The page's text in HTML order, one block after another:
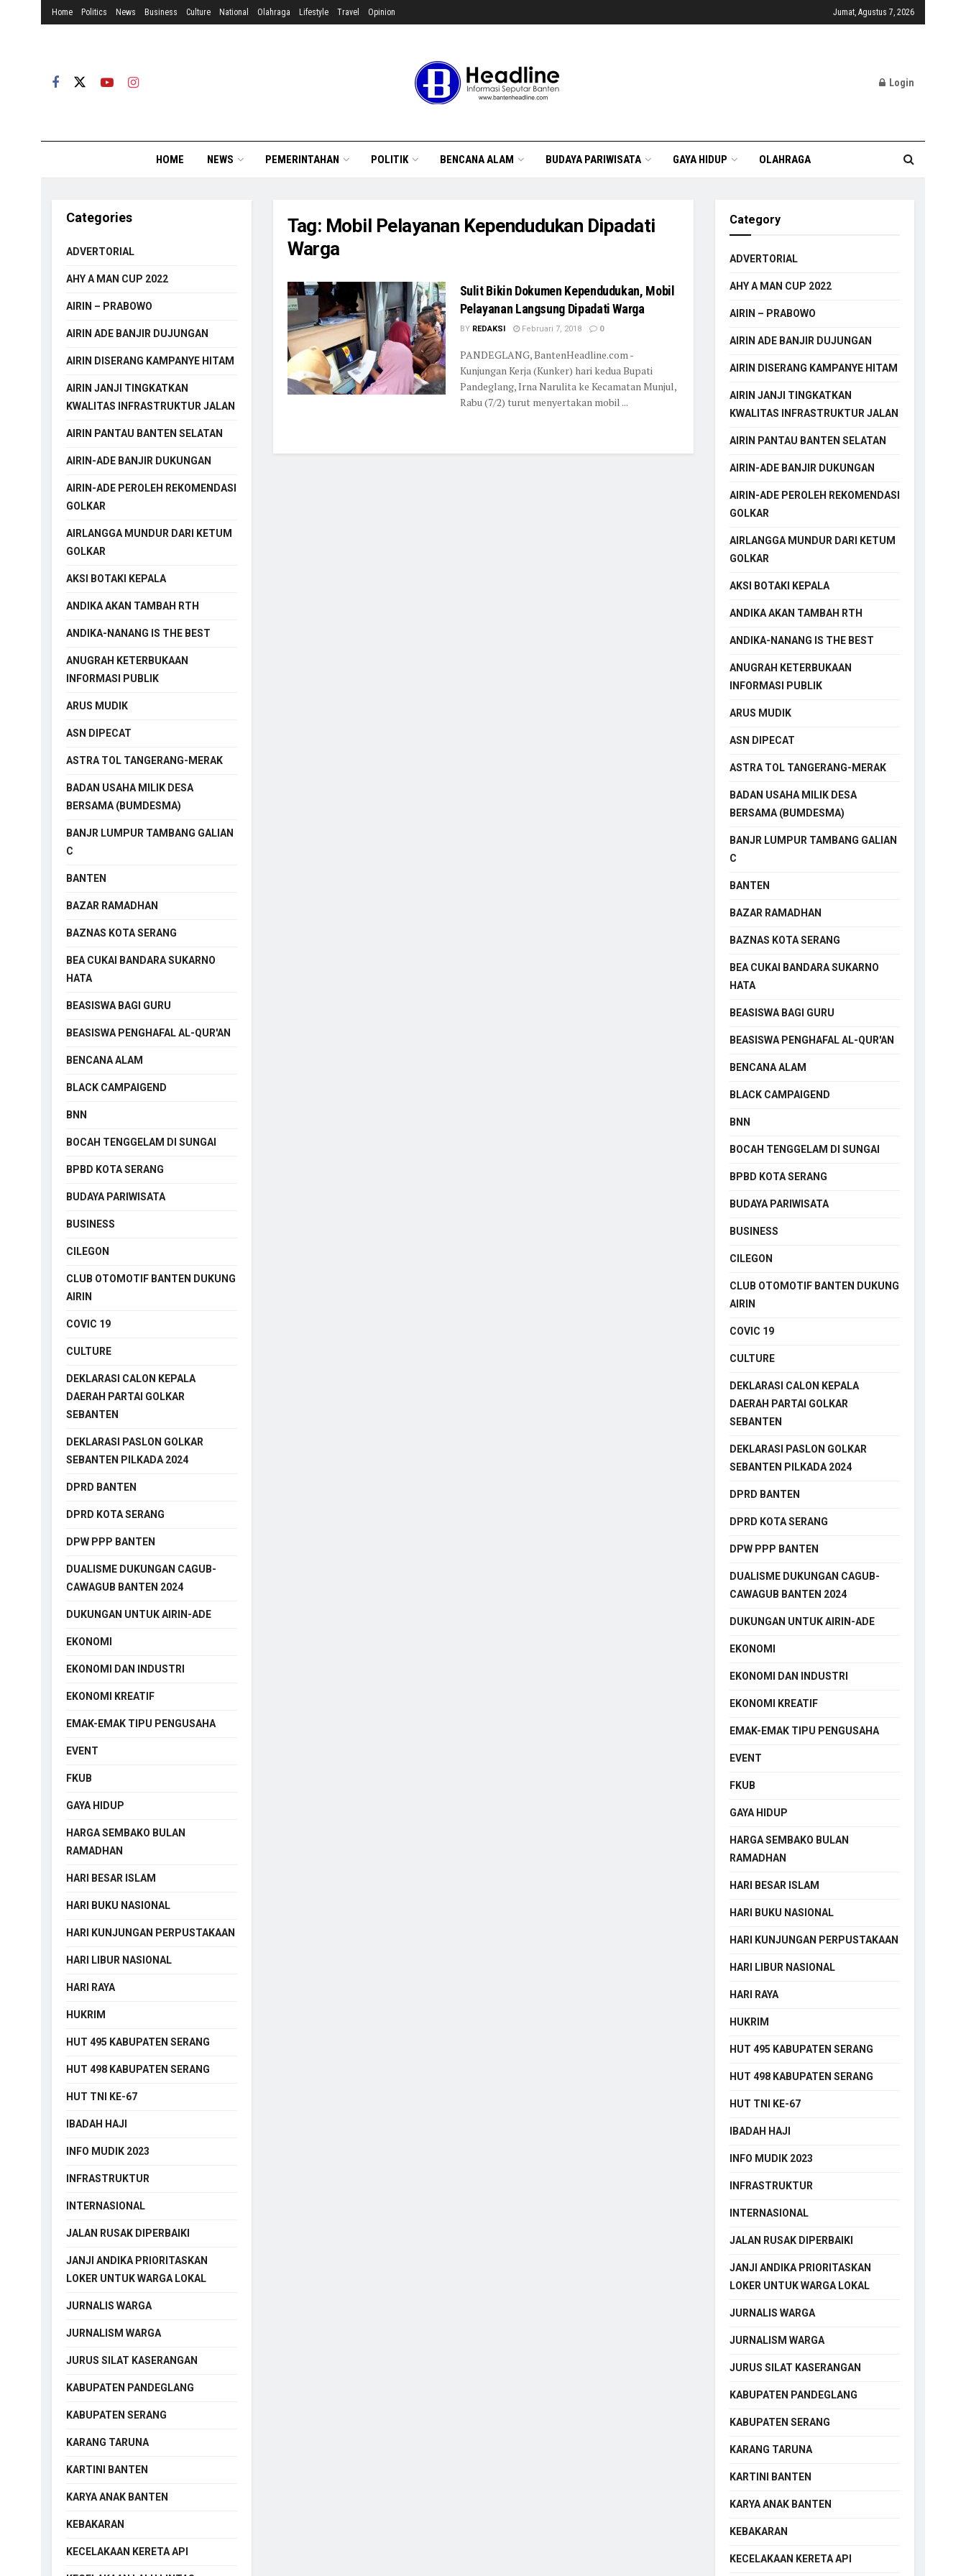
Home Politics News Business Culture National Olahraga Lifestyle Travel Opinion Jumat, Agustus 7, 2026
Login
HOME NEWS PEMERINTAHAN POLITIK BENCANA ALAM BUDAYA PARIWISATA GAYA HIDUP OLAHRAGA
Tag: Mobil Pelayanan Kependudukan Dipadati
Warga
Sulit Bikin Dokumen Kependudukan, Mobil
Pelayanan Langsung Dipadati Warga
BY REDAKSI Februari 7, 2018 0
PANDEGLANG, BantenHeadline.com -
Kunjungan Kerja (Kunker) hari kedua Bupati
Pandeglang, Irna Narulita ke Kecamatan Munjul,
Rabu (7/2) turut menyertakan mobil ...
Categories
ADVERTORIAL
AHY A MAN CUP 2022
AIRIN – PRABOWO
AIRIN ADE BANJIR DUJUNGAN
AIRIN DISERANG KAMPANYE HITAM
AIRIN JANJI TINGKATKAN
KWALITAS INFRASTRUKTUR JALAN
AIRIN PANTAU BANTEN SELATAN
AIRIN-ADE BANJIR DUKUNGAN
AIRIN-ADE PEROLEH REKOMENDASI
GOLKAR
AIRLANGGA MUNDUR DARI KETUM
GOLKAR
AKSI BOTAKI KEPALA
ANDIKA AKAN TAMBAH RTH
ANDIKA-NANANG IS THE BEST
ANUGRAH KETERBUKAAN
INFORMASI PUBLIK
ARUS MUDIK
ASN DIPECAT
ASTRA TOL TANGERANG-MERAK
BADAN USAHA MILIK DESA
BERSAMA (BUMDESMA)
BANJR LUMPUR TAMBANG GALIAN
C
BANTEN
BAZAR RAMADHAN
BAZNAS KOTA SERANG
BEA CUKAI BANDARA SUKARNO
HATA
BEASISWA BAGI GURU
BEASISWA PENGHAFAL AL-QUR'AN
BENCANA ALAM
BLACK CAMPAIGEND
BNN
BOCAH TENGGELAM DI SUNGAI
BPBD KOTA SERANG
BUDAYA PARIWISATA
BUSINESS
CILEGON
CLUB OTOMOTIF BANTEN DUKUNG
AIRIN
COVIC 19
CULTURE
DEKLARASI CALON KEPALA
DAERAH PARTAI GOLKAR
SEBANTEN
DEKLARASI PASLON GOLKAR
SEBANTEN PILKADA 2024
DPRD BANTEN
DPRD KOTA SERANG
DPW PPP BANTEN
DUALISME DUKUNGAN CAGUB-
CAWAGUB BANTEN 2024
DUKUNGAN UNTUK AIRIN-ADE
EKONOMI
EKONOMI DAN INDUSTRI
EKONOMI KREATIF
EMAK-EMAK TIPU PENGUSAHA
EVENT
FKUB
GAYA HIDUP
HARGA SEMBAKO BULAN
RAMADHAN
HARI BESAR ISLAM
HARI BUKU NASIONAL
HARI KUNJUNGAN PERPUSTAKAAN
HARI LIBUR NASIONAL
HARI RAYA
HUKRIM
HUT 495 KABUPATEN SERANG
HUT 498 KABUPATEN SERANG
HUT TNI KE-67
IBADAH HAJI
INFO MUDIK 2023
INFRASTRUKTUR
INTERNASIONAL
JALAN RUSAK DIPERBAIKI
JANJI ANDIKA PRIORITASKAN
LOKER UNTUK WARGA LOKAL
JURNALIS WARGA
JURNALISM WARGA
JURUS SILAT KASERANGAN
KABUPATEN PANDEGLANG
KABUPATEN SERANG
KARANG TARUNA
KARTINI BANTEN
KARYA ANAK BANTEN
KEBAKARAN
KECELAKAAN KERETA API
Category
ADVERTORIAL
AHY A MAN CUP 2022
AIRIN – PRABOWO
AIRIN ADE BANJIR DUJUNGAN
AIRIN DISERANG KAMPANYE HITAM
AIRIN JANJI TINGKATKAN
KWALITAS INFRASTRUKTUR JALAN
AIRIN PANTAU BANTEN SELATAN
AIRIN-ADE BANJIR DUKUNGAN
AIRIN-ADE PEROLEH REKOMENDASI
GOLKAR
AIRLANGGA MUNDUR DARI KETUM
GOLKAR
AKSI BOTAKI KEPALA
ANDIKA AKAN TAMBAH RTH
ANDIKA-NANANG IS THE BEST
ANUGRAH KETERBUKAAN
INFORMASI PUBLIK
ARUS MUDIK
ASN DIPECAT
ASTRA TOL TANGERANG-MERAK
BADAN USAHA MILIK DESA
BERSAMA (BUMDESMA)
BANJR LUMPUR TAMBANG GALIAN
C
BANTEN
BAZAR RAMADHAN
BAZNAS KOTA SERANG
BEA CUKAI BANDARA SUKARNO
HATA
BEASISWA BAGI GURU
BEASISWA PENGHAFAL AL-QUR'AN
BENCANA ALAM
BLACK CAMPAIGEND
BNN
BOCAH TENGGELAM DI SUNGAI
BPBD KOTA SERANG
BUDAYA PARIWISATA
BUSINESS
CILEGON
CLUB OTOMOTIF BANTEN DUKUNG
AIRIN
COVIC 19
CULTURE
DEKLARASI CALON KEPALA
DAERAH PARTAI GOLKAR
SEBANTEN
DEKLARASI PASLON GOLKAR
SEBANTEN PILKADA 2024
DPRD BANTEN
DPRD KOTA SERANG
DPW PPP BANTEN
DUALISME DUKUNGAN CAGUB-
CAWAGUB BANTEN 2024
DUKUNGAN UNTUK AIRIN-ADE
EKONOMI
EKONOMI DAN INDUSTRI
EKONOMI KREATIF
EMAK-EMAK TIPU PENGUSAHA
EVENT
FKUB
GAYA HIDUP
HARGA SEMBAKO BULAN
RAMADHAN
HARI BESAR ISLAM
HARI BUKU NASIONAL
HARI KUNJUNGAN PERPUSTAKAAN
HARI LIBUR NASIONAL
HARI RAYA
HUKRIM
HUT 495 KABUPATEN SERANG
HUT 498 KABUPATEN SERANG
HUT TNI KE-67
IBADAH HAJI
INFO MUDIK 2023
INFRASTRUKTUR
INTERNASIONAL
JALAN RUSAK DIPERBAIKI
JANJI ANDIKA PRIORITASKAN
LOKER UNTUK WARGA LOKAL
JURNALIS WARGA
JURNALISM WARGA
JURUS SILAT KASERANGAN
KABUPATEN PANDEGLANG
KABUPATEN SERANG
KARANG TARUNA
KARTINI BANTEN
KARYA ANAK BANTEN
KEBAKARAN
KECELAKAAN KERETA API